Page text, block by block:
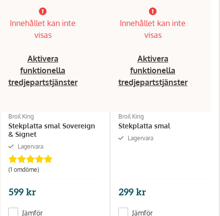
Innehållet kan inte
visas
Aktivera
funktionella
tredjepartstjänster
Broil King
Stekplatta smal Sovereign
& Signet
Lagervara
(1 omdöme)
599 kr
Jämför
Innehållet kan inte
visas
Aktivera
funktionella
tredjepartstjänster
Broil King
Stekplatta smal
Lagervara
299 kr
Jämför